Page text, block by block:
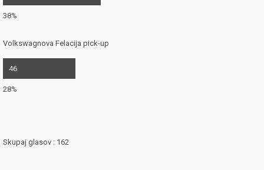
38%
Volkswagnova Felacija pick-up
46
28%
Skupaj glasov : 162